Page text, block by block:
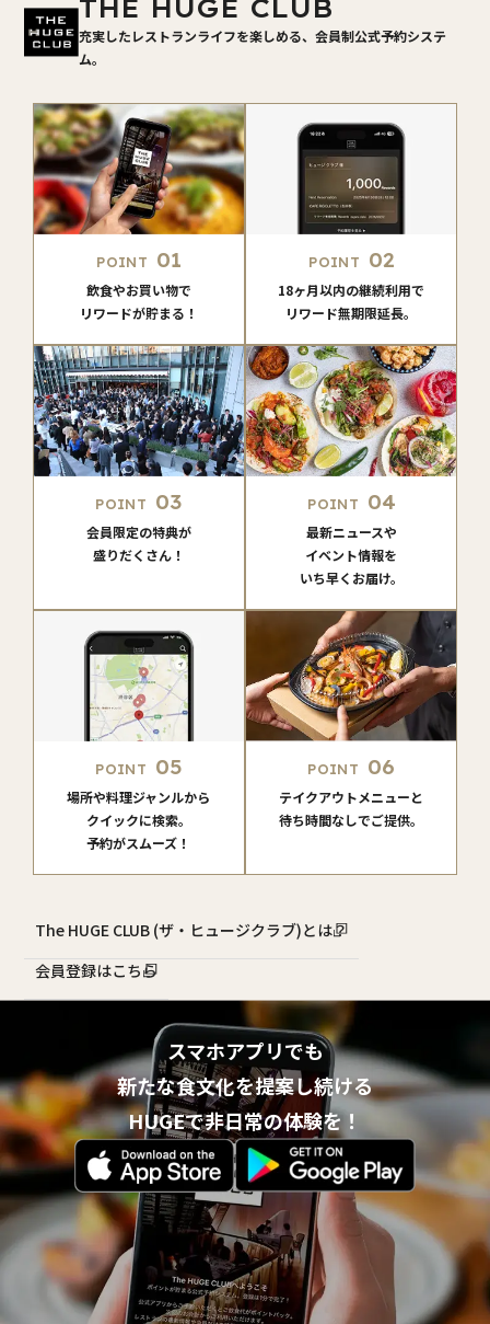
THE HUGE CLUB
充実したレストランライフを楽しめる、会員制公式予約システ
ム。
POINT 01
飲食やお買い物で
リワードが貯まる！
POINT 02
18ヶ月以内の継続利用で
リワード無期限延長。
POINT 03
会員限定の特典が
盛りだくさん！
POINT 04
最新ニュースや
イベント情報を
いち早くお届け。
POINT 05
場所や料理ジャンルから
クイックに検索。
予約がスムーズ！
POINT 06
テイクアウトメニューと
待ち時間なしでご提供。
The HUGE CLUB (ザ・ヒュージクラブ)とは？
会員登録はこちら
スマホアプリでも
新たな食文化を提案し続ける
HUGEで非日常の体験を！